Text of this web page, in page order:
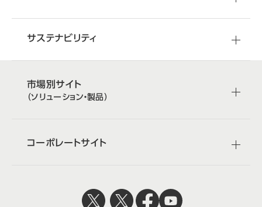
サステナビリティ
市場別サイト
（ソリューション・製品）
コーポレートサイト